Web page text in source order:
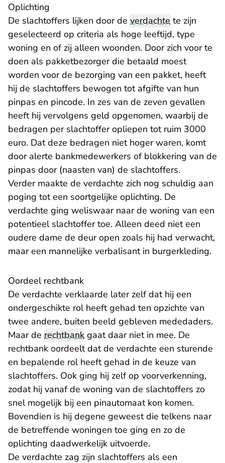
Oplichting
De slachtoffers lijken door de verdachte te zijn
geselecteerd op criteria als hoge leeftijd, type
woning en of zij alleen woonden. Door zich voor te
doen als pakketbezorger die betaald moest
worden voor de bezorging van een pakket, heeft
hij de slachtoffers bewogen tot afgifte van hun
pinpas en pincode. In zes van de zeven gevallen
heeft hij vervolgens geld opgenomen, waarbij de
bedragen per slachtoffer opliepen tot ruim 3000
euro. Dat deze bedragen niet hoger waren, komt
door alerte bankmedewerkers of blokkering van de
pinpas door (naasten van) de slachtoffers.
Verder maakte de verdachte zich nog schuldig aan
poging tot een soortgelijke oplichting. De
verdachte ging weliswaar naar de woning van een
potentieel slachtoffer toe. Alleen deed niet een
oudere dame de deur open zoals hij had verwacht,
maar een mannelijke verbalisant in burgerkleding.
Oordeel rechtbank
De verdachte verklaarde later zelf dat hij een
ondergeschikte rol heeft gehad ten opzichte van
twee andere, buiten beeld gebleven mededaders.
Maar de rechtbank gaat daar niet in mee. De
rechtbank oordeelt dat de verdachte een sturende
en bepalende rol heeft gehad in de keuze van
slachtoffers. Ook ging hij zelf op voorverkenning,
zodat hij vanaf de woning van de slachtoffers zo
snel mogelijk bij een pinautomaat kon komen.
Bovendien is hij degene geweest die telkens naar
de betreffende woningen toe ging en zo de
oplichting daadwerkelijk uitvoerde.
De verdachte zag zijn slachtoffers als een